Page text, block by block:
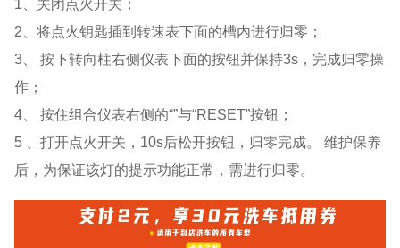
1、关闭点火开关；
2、将点火钥匙插到转速表下面的槽内进行归零；
3、 按下转向柱右侧仪表下面的按钮并保持3s，完成归零操
作；
4、 按住组合仪表右侧的“”与“RESET”按钮；
5 、打开点火开关，10s后松开按钮，归零完成。 维护保养
后，为保证该灯的提示功能正常，需进行归零。